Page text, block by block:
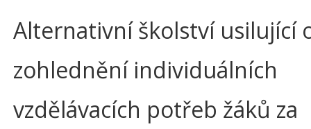
Alternativní školství usilující
zohlednění individuálních
vzdělávacích potřeb žáků za